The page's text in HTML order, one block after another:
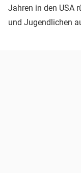
Jahren in den USA
und Jugendlichen